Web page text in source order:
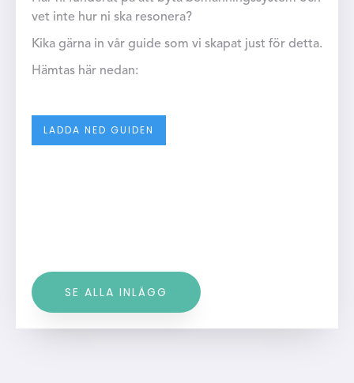
vet inte hur ni ska resonera?
Kika gärna in vår guide som vi skapat just för detta.
Hämtas här nedan:
LADDA NED GUIDEN
SE ALLA INLÄGG